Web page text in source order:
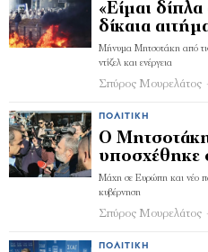
«Είμαι
δίκαια
Μήνυμα Μητσοτάκη από τις
ντίζελ και ενέργεια
Σπύρος Μουρελάτος
ΠΟΛΙΤΙΚΉ
Ο
υποσχέθηκε
Μάχη σε Ευρώπη και νέο
κυβέρνηση
Σπύρος Μουρελάτος
ΠΟΛΙΤΙΚΉ